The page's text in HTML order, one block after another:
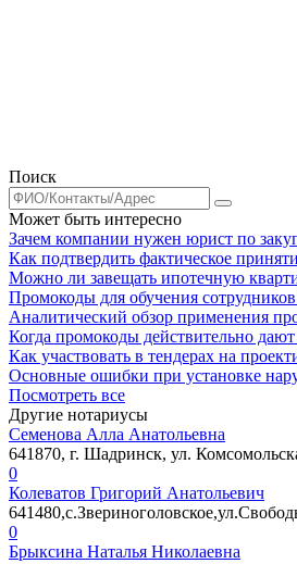
Поиск
Может быть интересно
Зачем компании нужен юрист по
Как подтвердить фактическое
Можно ли завещать ипотечную
Промокоды для обучения
Аналитический обзор применения
Когда промокоды действительно
Как участвовать в тендерах на
Основные ошибки при установке
Посмотреть все
Другие нотариусы
Семенова Алла Анатольевна
641870, г. Шадринск, ул.
0
Колеватов Григорий Анатольевич
0
Брыксина Наталья Николаевна